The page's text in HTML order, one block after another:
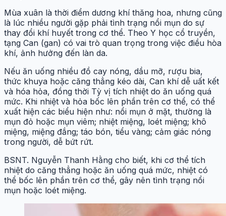
Mùa xuân là thời điểm dương khí thăng hoa, nhưng cũng
là lúc nhiều người gặp phải tình trạng nổi mụn do sự
thay đổi khí huyết trong cơ thể. Theo Y học cổ truyền,
tạng Can (gan) có vai trò quan trọng trong việc điều hòa
khí, ảnh hưởng đến làn da.
Nếu ăn uống nhiều đồ cay nóng, dầu mỡ, rượu bia,
thức khuya hoặc căng thẳng kéo dài, Can khí dễ uất kết
và hóa hỏa, đồng thời Tỳ vị tích nhiệt do ăn uống quá
mức. Khi nhiệt và hỏa bốc lên phần trên cơ thể, có thể
xuất hiện các biểu hiện như: nổi mụn ở mặt, thường là
mụn đỏ hoặc mụn viêm; nhiệt miệng, loét miệng; khô
miệng, miệng đắng; táo bón, tiểu vàng; cảm giác nóng
trong người, dễ bứt rứt.
BSNT. Nguyễn Thanh Hằng cho biết, khi cơ thể tích
nhiệt do căng thẳng hoặc ăn uống quá mức, nhiệt có
thể bốc lên phần trên cơ thể, gây nên tình trạng nổi
mụn hoặc loét miệng.